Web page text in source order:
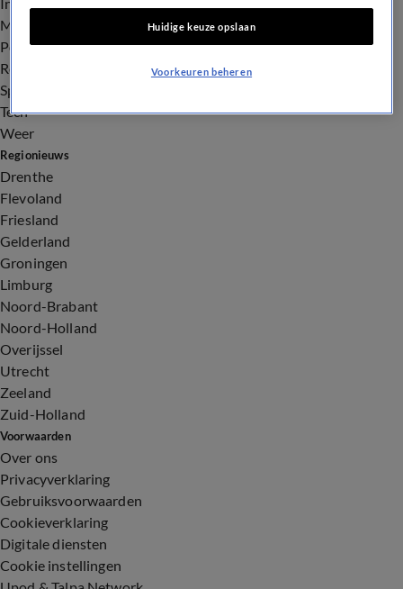
Milieu en Gezondheid
Politiek
Royalty
Sport
Tech
Weer
Regionieuws
Drenthe
Flevoland
Friesland
Gelderland
Groningen
Limburg
Noord-Brabant
Noord-Holland
Overijssel
Utrecht
Zeeland
Zuid-Holland
Voorwaarden
Over ons
Privacyverklaring
Gebruiksvoorwaarden
Cookieverklaring
Digitale diensten
Cookie instellingen
Huidige keuze opslaan
Voorkeuren beheren